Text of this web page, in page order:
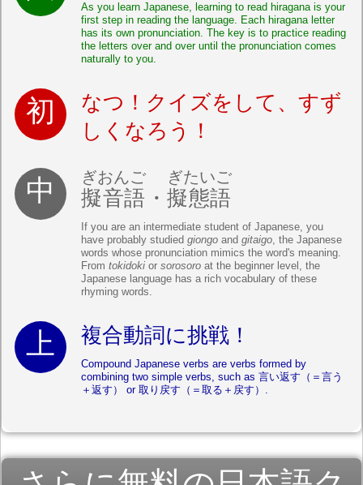
As you learn Japanese, learning to read hiragana is your
first step in reading the language. Each hiragana letter
has its own pronunciation. The key is to practice reading
the letters over and over until the pronunciation comes
naturally to you.
なつ！クイズをして、すず
しくなろう！
擬音語
ぎおんご
・ 擬態語
ぎたいご
If you are an intermediate student of Japanese, you
have probably studied giongo and gitaigo, the Japanese
words whose pronunciation mimics the word's meaning.
From tokidoki or sorosoro at the beginner level, the
Japanese language has a rich vocabulary of these
rhyming words.
複合動詞に挑戦！
Compound Japanese verbs are verbs formed by
combining two simple verbs, such as 言い返す（＝言う
＋返す） or 取り戻す（＝取る＋戻す）.